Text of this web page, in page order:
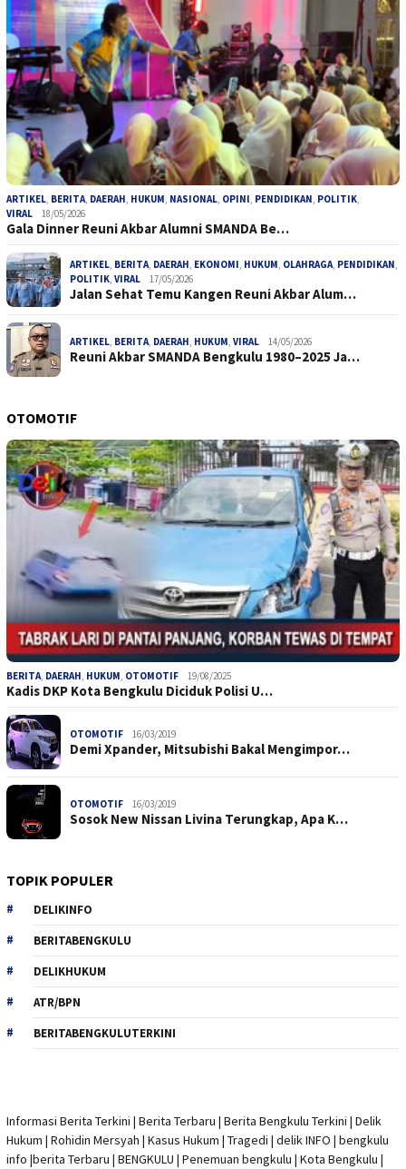
ARTIKEL BERITA DAERAH HUKUM NASIONAL OPINI PENDIDIKAN POLITIK
VIRAL
18/05/2026
Gala Dinner Reuni Akbar Alumni SMANDA Be…
ARTIKEL BERITA DAERAH EKONOMI HUKUM OLAHRAGA PENDIDIKAN
POLITIK VIRAL 17/05/2026
Jalan Sehat Temu Kangen Reuni Akbar Alum…
ARTIKEL BERITA DAERAH HUKUM VIRAL 14/05/2026
Reuni Akbar SMANDA Bengkulu 1980–2025 Ja…
OTOMOTIF
BERITA, DAERAH, HUKUM, OTOMOTIF 19/08/2025
Kadis DKP Kota Bengkulu Diciduk Polisi U…
OTOMOTIF 16/03/2019
Demi Xpander, Mitsubishi Bakal Mengimpor…
OTOMOTIF 16/03/2019
Sosok New Nissan Livina Terungkap, Apa K…
TOPIK POPULER
DELIKINFO
BERITABENGKULU
DELIKHUKUM
ATR/BPN
BERITABENGKULUTERKINI
Informasi Berita Terkini | Berita Terbaru | Berita Bengkulu Terkini | Delik
Hukum | Rohidin Mersyah | Kasus Hukum | Tragedi | delik INFO | bengkulu
info |berita Terbaru | BENGKULU | Penemuan bengkulu | Kota Bengkulu |